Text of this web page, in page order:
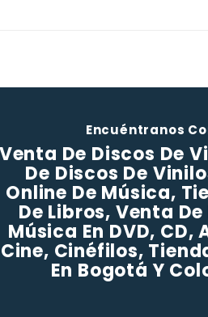
Encuéntranos
Venta De Discos De
De Discos De
Online De Música,
De Libros, Venta
Música En DVD, CD,
Cine, Cinéfilos,
En Bogotá Y